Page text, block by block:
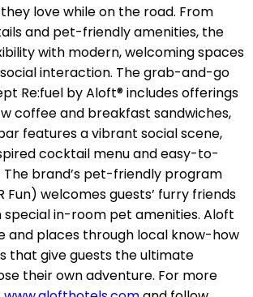
love while on the road. From
and pet-friendly amenities, the
with modern, welcoming spaces
interaction. The grab-and-go
Re:fuel by Aloft® includes offerings
coffee and breakfast sandwiches,
features a vibrant social scene,
cocktail menu and easy-to-
The brand’s pet-friendly program
Fun) welcomes guests’ furry friends
in-room pet amenities. Aloft
and places through local know-how
that give guests the ultimate
their own adventure. For more